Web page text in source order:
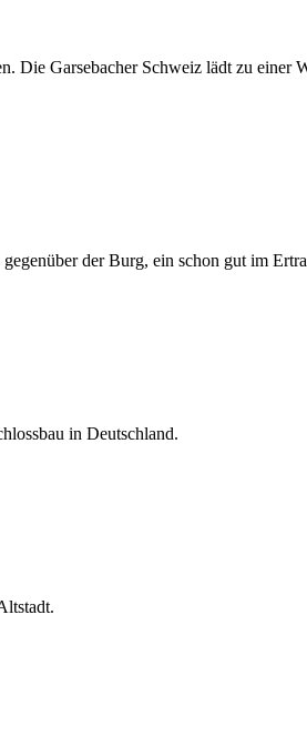
Die Garsebacher Schweiz lädt zu
der Burg, ein schon gut im
in Deutschland.